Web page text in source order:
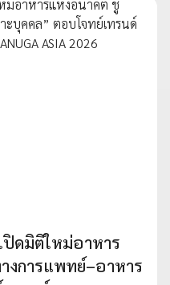
ปิดมิติใหม่อาหาร
งการแพทย์–อาหาร